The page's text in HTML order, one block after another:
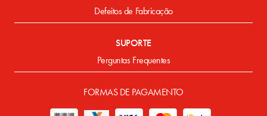
Defeitos de Fabricação
SUPORTE
Perguntas Frequentes
FORMAS DE PAGAMENTO